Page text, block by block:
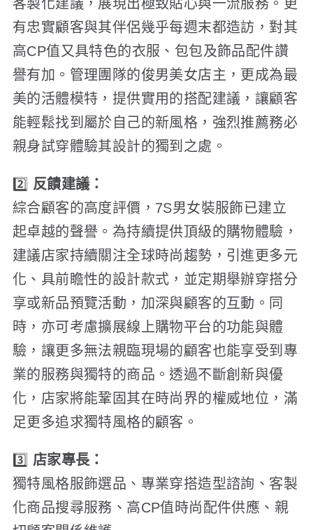
客製化建議，展現出極致貼心與一流服務。更
有忠實顧客與其伴侶幾乎每週末都造訪，對其
高CP值又具特色的衣服、包包及飾品配件讚
譽有加。管理團隊的俊男美女店主，更成為最
美的活體模特，提供實用的搭配建議，讓顧客
能輕鬆找到屬於自己的新風格，強烈推薦務必
親身試穿體驗其設計的獨到之處。
2️⃣ 反饋建議：
綜合顧客的高度評價，7S男女裝服飾已建立
起卓越的聲譽。為持續提供頂級的購物體驗，
建議店家持續關注全球時尚趨勢，引進更多元
化、具前瞻性的設計款式，並定期舉辦穿搭分
享或新品預覽活動，加深與顧客的互動。同
時，亦可考慮擴展線上購物平台的功能與體
驗，讓更多無法親臨現場的顧客也能享受到專
業的服務與獨特的商品。透過不斷創新與優
化，店家將能鞏固其在時尚界的權威地位，滿
足更多追求獨特風格的顧客。
3️⃣ 店家專長：
獨特風格服飾選品、專業穿搭造型諮詢、客製
化商品搜尋服務、高CP值時尚配件供應、親